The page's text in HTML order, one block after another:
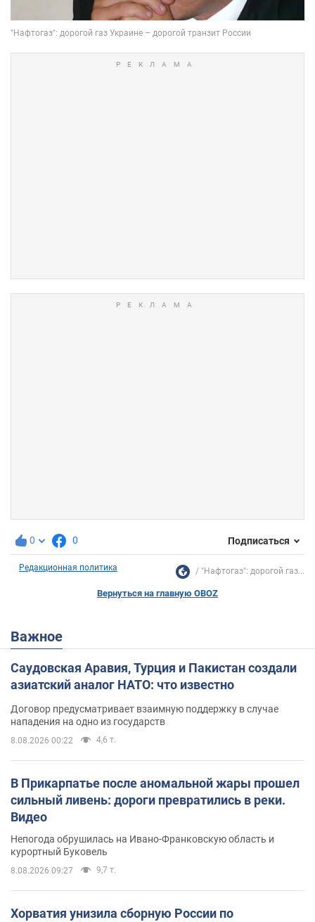
0 0 Подписаться
Редакционная политика "Нафтогаз": дорогой газ...
Вернуться на главную OBOZ
Важное
Саудовская Аравия, Турция и Пакистан создали
азиатский аналог НАТО: что известно
Договор предусматривает взаимную поддержку в случае
нападения на одно из государств
8.08.2026 00:22 4,6 т.
В Прикарпатье после аномальной жары прошел
сильный ливень: дороги превратились в реки.
Видео
Непогода обрушилась на Ивано-Франковскую область и
курортный Буковель
8.08.2026 09:27 9,7 т.
Хорватия унизила сборную России по